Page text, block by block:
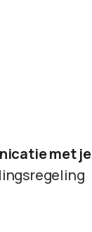
met je